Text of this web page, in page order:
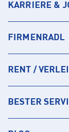
KARRIERE &
FIRMENRADL
RENT /
BESTER